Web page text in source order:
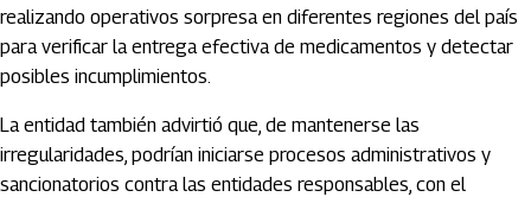
realizando operativos sorpresa en diferentes regiones del país
para verificar la entrega efectiva de medicamentos y detectar
posibles incumplimientos.
La entidad también advirtió que, de mantenerse las
irregularidades, podrían iniciarse procesos administrativos y
sancionatorios contra las entidades responsables, con el